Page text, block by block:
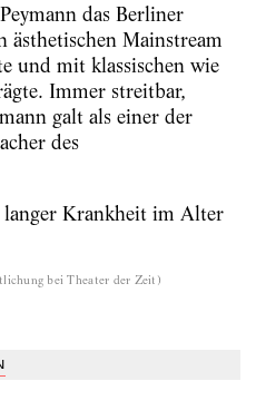
das Berliner
ästhetischen Mainstream
und mit klassischen wie
Immer streitbar,
galt als einer der
des
Krankheit im Alter
bei Theater der Zeit )